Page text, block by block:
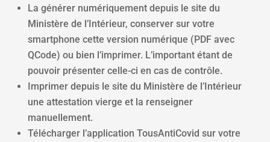
La générer numériquement depuis le site du
Ministère de l’Intérieur, conserver sur votre
smartphone cette version numérique (PDF avec
QCode) ou bien l’imprimer. L’important étant de
pouvoir présenter celle-ci en cas de contrôle.
Imprimer depuis le site du Ministère de l’Intérieur
une attestation vierge et la renseigner
manuellement.
Télécharger l’application TousAntiCovid sur votre